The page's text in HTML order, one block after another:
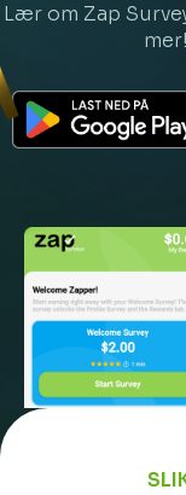
Lær om Zap
mer!